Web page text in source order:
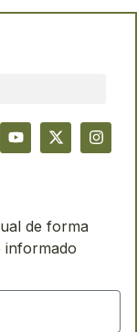
de forma
informado